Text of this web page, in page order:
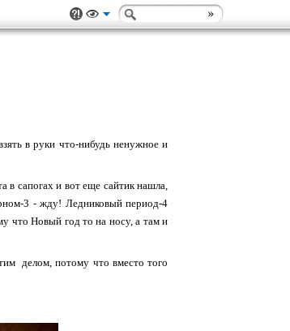
в руки что-нибудь ненужное и
в сапогах и вот еще сайтик нашла,
3 - жду! Ледниковый период-4
что Новый год то на носу, а там и
делом, потому что вместо того